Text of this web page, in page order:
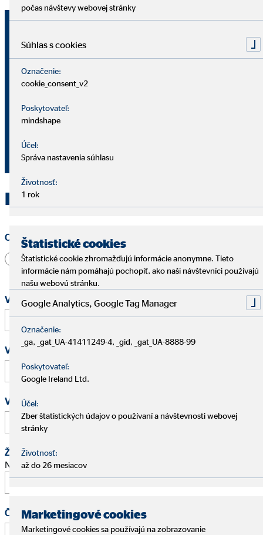
Michal Balko
okresný vedúci pre OVB Allfinanz
Slovensko a.s.
Jesenského 1111/41
926 01 Sereď
balkomichal@ovbmail.eu
Kontaktujte OVB Sereď
Oslovenie
Pán Pani Iné
Vaše meno a priezvisko
Vaša e-mailová adresa
Vaše telefónne číslo
Žiadosť o schôdzku
Navrhnite stretnutie na osobný pohovor.
Čas
:
počas návštevy webovej stránky
Súhlas s cookies
Označenie:
cookie_consent_v2
Poskytovateľ:
mindshape
Účel:
Správa nastavenia súhlasu
Životnosť:
1 rok
Štatistické cookies
Štatistické cookie zhromažďujú informácie anonymne. Tieto
informácie nám pomáhajú pochopiť, ako naši návštevníci používajú
našu webovú stránku.
Google Analytics, Google Tag Manager
Označenie:
_ga, _gat_UA-41411249-4, _gid, _gat_UA-8888-99
Poskytovateľ:
Google Ireland Ltd.
Účel:
Zber štatistických údajov o používaní a návštevnosti webovej
stránky
Životnosť:
až do 26 mesiacov
Marketingové cookies
Marketingové cookies sa používajú na zobrazovanie